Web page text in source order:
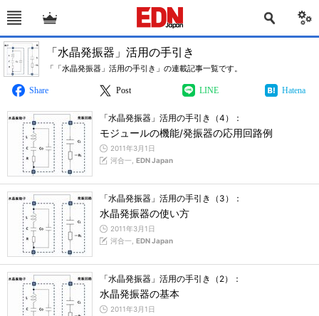
「水晶発振器」活用の手引き
「「水晶発振器」活用の手引き」の連載記事一覧です。
Share Post LINE Hatena
「水晶発振器」活用の手引き（4）：
モジュールの機能/発振器の応用回路例
2011年3月1日
河合一, EDN Japan
「水晶発振器」活用の手引き（3）：
水晶発振器の使い方
2011年3月1日
河合一, EDN Japan
「水晶発振器」活用の手引き（2）：
水晶発振器の基本
2011年3月1日